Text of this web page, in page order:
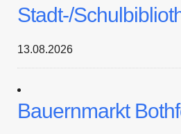
Stadt-/
13.08.2026
Bauernmarkt